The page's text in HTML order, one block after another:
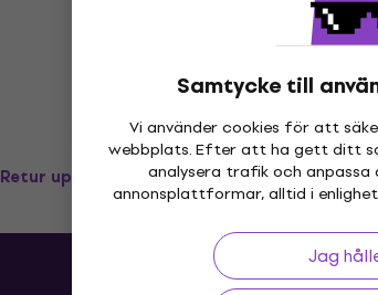
Samtycke till
Vi använder cookies för att
webbplats. Efter att ha gett ditt
analysera trafik och
annonsplattformar, alltid i
Jag
Retur upp till 30 dagar